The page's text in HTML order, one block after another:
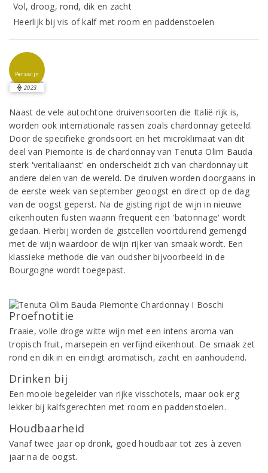
Vol, droog, rond, dik en zacht
Heerlijk bij vis of kalf met room en paddenstoelen
Perswijn
2023
Naast de vele autochtone druivensoorten die Italië rijk is,
worden ook internationale rassen zoals chardonnay geteeld.
Door de specifieke grondsoort en het microklimaat van dit
deel van Piemonte is de chardonnay van Tenuta Olim Bauda
sterk 'veritaliaanst' en onderscheidt zich van chardonnay uit
andere delen van de wereld. De druiven worden doorgaans in
de eerste week van september geoogst en direct op de dag
van de oogst geperst. Na de gisting rijpt de wijn in nieuwe
eikenhouten fusten waarin frequent een 'batonnage' wordt
gedaan. Hierbij worden de gistcellen voortdurend gemengd
met de wijn waardoor de wijn rijker van smaak wordt. Een
klassieke methode die van oudsher bijvoorbeeld in de
Bourgogne wordt toegepast.
Proefnotitie
Fraaie, volle droge witte wijn met een intens aroma van
tropisch fruit, marsepein en verfijnd eikenhout. De smaak zet
rond en dik in en eindigt aromatisch, zacht en aanhoudend.
Drinken bij
Een mooie begeleider van rijke visschotels, maar ook erg
lekker bij kalfsgerechten met room en paddenstoelen.
Houdbaarheid
Vanaf twee jaar op dronk, goed houdbaar tot zes à zeven
jaar na de oogst.